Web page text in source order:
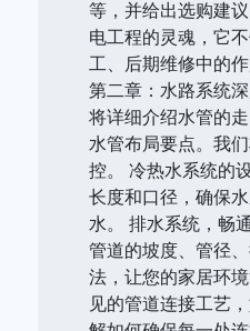
等，并给出选购建
电工程的灵魂，它
工、后期维修中的
第二章：水路系统
将详细介绍水管的
水管布局要点。我
控。 冷热水系统的
长度和口径，确保
水。 排水系统，畅
管道的坡度、管径
法，让您的家居环
见的管道连接工艺